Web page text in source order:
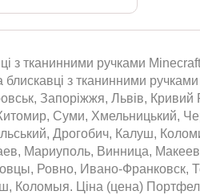
з тканинними ручками
блискавці з тканинними
Запоріжжя, Львів, Кривий
Суми, Хмельницький,
Дрогобич, Калуш,
Мариуполь, Винница,
Ровно, Ивано-Франковск,
Коломыя. Ціна (цена)